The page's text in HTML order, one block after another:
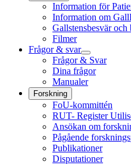
Information för
Information om
Gallstensbesvär och
Filmer
Frågor & svar
Frågor & Svar
Dina frågor
Manualer
Forskning
FoU-kommittén
RUT- Register
Ansökan om
Pågående
Publikationer
Disputationer